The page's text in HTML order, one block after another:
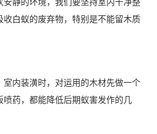
白蚁的废弃物，特别是不能留木质
内装潢时，对运用的木材先做一个
药，都能降低后期蚁害发作的几